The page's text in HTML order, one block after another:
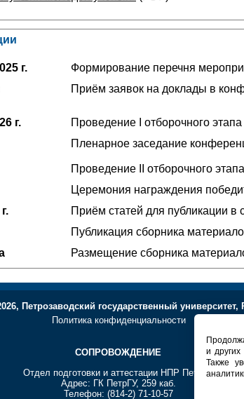
г.
Формирование перечня
Приём заявок на доклады в
г.
Проведение I отборочного
Пленарное заседание
Проведение II отборочного
Церемония награждения
Приём статей для публикации в
Публикация сборника
Размещение сборника
Петрозаводский государственный
Политика конфиденциальности
СОПРОВОЖДЕНИЕ
Отдел подготовки и аттестации НПР ПетрГУ
Адрес: ГК ПетрГУ, 259 каб.
Телефон: (814-2) 71-10-57
и других
Также